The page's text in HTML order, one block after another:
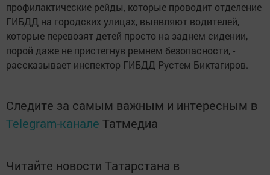
профилактические рейды, которые проводит отделение
ГИБДД на городских улицах, выявляют водителей,
которые перевозят детей просто на заднем сидении,
порой даже не пристегнув ремнем безопасности, -
рассказывает инспектор ГИБДД Рустем Биктагиров.
Следите за самым важным и интересным в
Telegram-канале Татмедиа
Читайте новости Татарстана в